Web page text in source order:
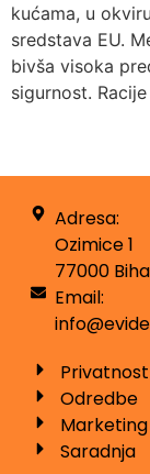
kućama, u
sredstava EU.
bivša visoka
sigurnost.
Adresa:
Ozimice 1
77000
Email:
Privatnost
Odredbe
Marketing
Saradnja